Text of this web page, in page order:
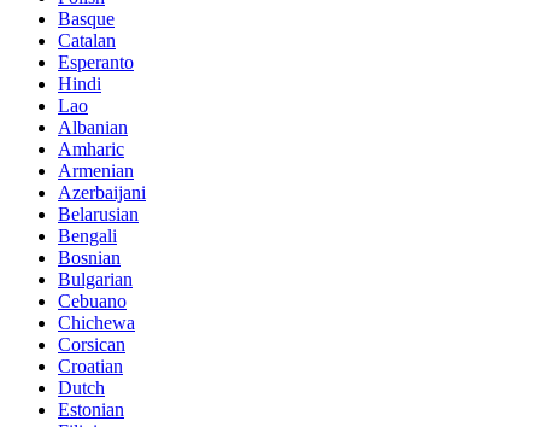
Basque
Catalan
Esperanto
Hindi
Lao
Albanian
Amharic
Armenian
Azerbaijani
Belarusian
Bengali
Bosnian
Bulgarian
Cebuano
Chichewa
Corsican
Croatian
Dutch
Estonian